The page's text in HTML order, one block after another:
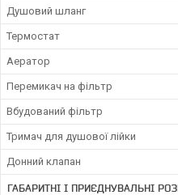
Душовий шланг
Термостат
Аератор
Перемикач на фільтр
Вбудований фільтр
Тримач для душової лійки
Донний клапан
ГАБАРИТНІ І ПРИЄДНУВАЛЬНІ